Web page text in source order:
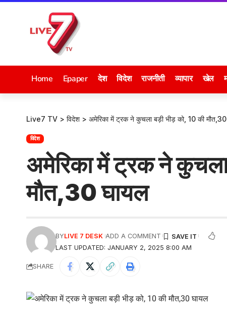
Home Epaper देश विदेश राजनीती व्यापार खेल
Live7 TV > विदेश > अमेरिका में ट्रक ने कुचला बड़ी भीड़ को, 10 की
विदेश
अमेरिका में ट्रक ने
मौत,30 घायल
LAST UPDATED: JANUARY 2, 2025 8:00 AM
BYLIVE 7 DESK ADD A COMMENT
SHARE